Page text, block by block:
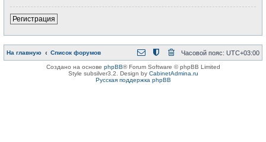
Регистрация
На главную Список форумов Часовой пояс: UTC+03:00
Создано на основе phpBB® Forum Software © phpBB Limited
Style subsilver3.2. Design by CabinetAdmina.ru
Русская поддержка phpBB